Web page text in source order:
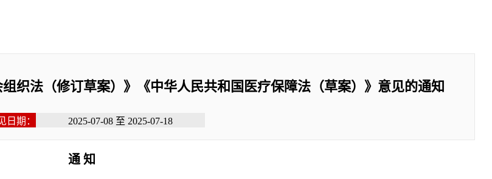
织法（修订草案）》《中华人民共和国医疗保障法（草案）》意见的通知
日期： 2025-07-08 至 2025-07-18
通 知